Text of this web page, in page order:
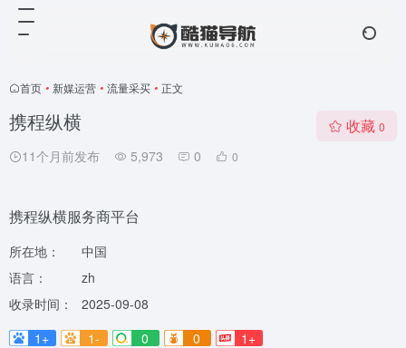
首页 • 新媒运营 • 流量采买 • 正文
携程纵横
11个月前发布 5,973 0 0
收藏 0
携程纵横服务商平台
所在地：
中国
语言：
zh
收录时间：
2025-09-08
1+
1- 0 0 1+